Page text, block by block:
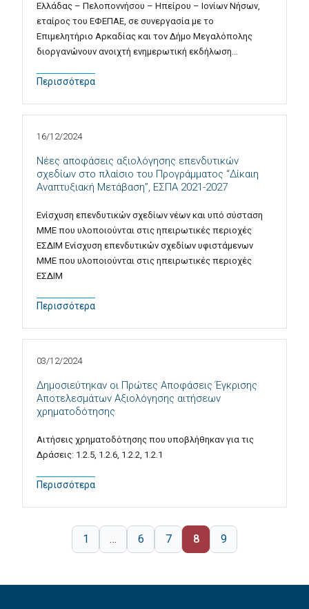
Ελλάδας – Πελοποννήσου – Ηπείρου – Ιονίων Νήσων,
εταίρος του ΕΦΕΠΑΕ, σε συνεργασία με το
Επιμελητήριο Αρκαδίας και τον Δήμο Μεγαλόπολης
διοργανώνουν ανοιχτή ενημερωτική εκδήλωση…
Περισσότερα
Nέες αποφάσεις αξιολόγησης επενδυτικών
σχεδίων στο πλαίσιο του Προγράμματος “Δίκαιη
Αναπτυξιακή Μετάβαση”, ΕΣΠΑ 2021-2027
16/12/2024
Ενίσχυση επενδυτικών σχεδίων νέων και υπό σύσταση
ΜΜΕ που υλοποιούνται στις ηπειρωτικές περιοχές
ΕΣΔΙΜ Ενίσχυση επενδυτικών σχεδίων υφιστάμενων
ΜΜΕ που υλοποιούνται στις ηπειρωτικές περιοχές
ΕΣΔΙΜ
Περισσότερα
Δημοσιεύτηκαν οι Πρώτες Αποφάσεις Έγκρισης
Αποτελεσμάτων Αξιολόγησης αιτήσεων
χρηματοδότησης
03/12/2024
Αιτήσεις χρηματοδότησης που υποβλήθηκαν για τις
Δράσεις: 1.2.5, 1.2.6, 1.2.2, 1.2.1
Περισσότερα
1 … 6 7 8 9